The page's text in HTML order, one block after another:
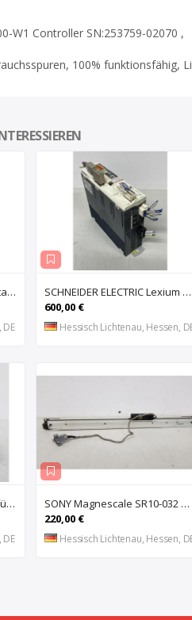
W1 Controller SN:253759-02070 ,
100% funktionsfähig,
RENISHAW TP20 + TP2 Messtaster für Messmaschine, Messkopf, Probe Kit,
DE
SCHNEIDER ELECTRIC Lexium 32 LXM32MU90M2 AC-Servoantrieb, Servoregler, Antriebsregler, Serv
600,00 €
Hessisch Lichtenau, Hessen,
DEMAG PK1 Motorwicklung für Kettenzug DEMAG PK1, Spule, Moto
DE
SONY Magnescale SR10-032 Magnetisches Längenmesssystem, Maßstab, Längenmess
220,00 €
Hessisch Lichtenau, Hessen,